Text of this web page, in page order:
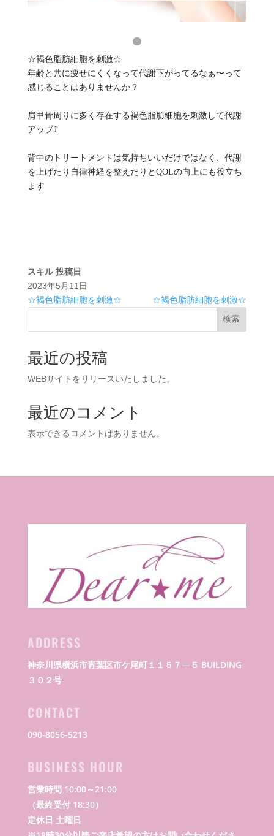
☆褐色脂肪細胞を刺激☆
年齢と共に痩せにくくなって代謝下がってるなぁ〜って
感じることはありませんか？
肩甲骨周りに多く存在する褐色脂肪細胞を刺激して代謝
アップ⤴️
背中のトリートメントは気持ちいいだけではなく、代謝
を上げたり自律神経を整えたりとQOLの向上にも役立ち
ます
スキル 投稿日
2023年5月11日
☆褐色脂肪細胞を刺激☆
☆褐色脂肪細胞を刺激☆
検索
最近の投稿
WEBサイトをリリースいたしました。
最近のコメント
表示できるコメントはありません。
ADDRESS
神奈川県横浜市青葉区市ケ尾町１１５７―５ BUILDING
３０２号
CONTACT
090-8056-5213
BUSINESS HOUR
営業時間 10:00～21:00
（最終受付 18:30）
定休日 土曜日